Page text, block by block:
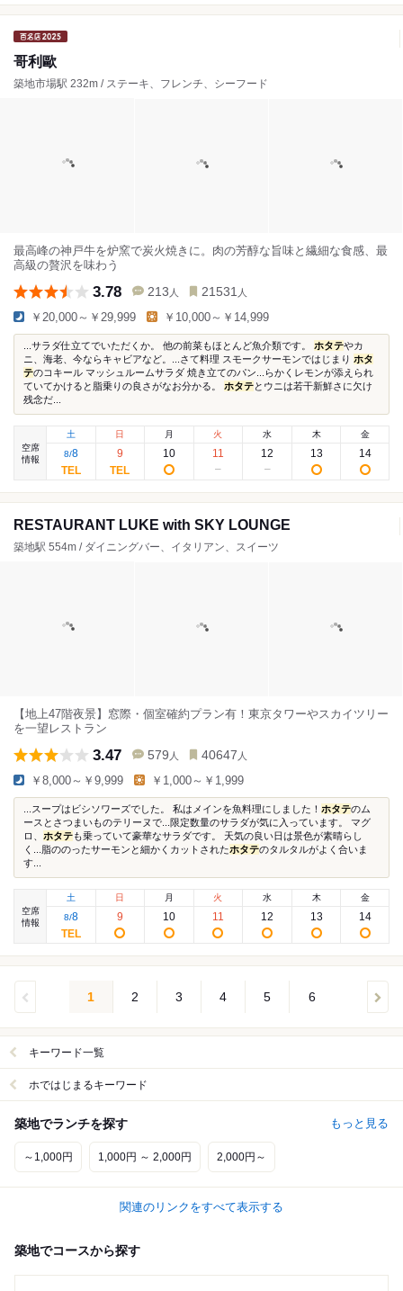
哥利歐
築地市場駅 232m / ステーキ、フレンチ、シーフード
最高峰の神戸牛を炉窯で炭火焼きに。肉の芳醇な旨味と繊細な食感、最
高級の贅沢を味わう
3.78 213 人 21531 人
￥20,000～￥29,999 ￥10,000～￥14,999
...サラダ仕立てでいただくか。 他の前菜もほとんど魚介類です。 ホタテやカ
ニ、海老、今ならキャビアなど。...さて料理 スモークサーモンではじまり ホタ
テのコキール マッシュルームサラダ 焼き立てのパン...らかくレモンが添えられ
ていてかけると脂乗りの良さがなお分かる。 ホタテとウニは若干新鮮さに欠け
残念だ...
空席
情報
土
8/8
日
9
月
10
火
11
水
12
木
13
金
14
RESTAURANT LUKE with SKY LOUNGE
築地駅 554m / ダイニングバー、イタリアン、スイーツ
【地上47階夜景】窓際・個室確約プラン有！東京タワーやスカイツリー
を一望レストラン
3.47 579 人 40647 人
￥8,000～￥9,999 ￥1,000～￥1,999
...スープはビシソワーズでした。 私はメインを魚料理にしました！ ホタテのム
ースとさつまいものテリーヌで...限定数量のサラダが気に入っています。 マグ
ロ、 ホタテも乗っていて豪華なサラダです。 天気の良い日は景色が素晴らし
く...脂ののったサーモンと細かくカットされたホタテのタルタルがよく合いま
す...
空席
情報
土
8/8
日
9
月
10
火
11
水
12
木
13
金
14
1 2 3 4 5 6
キーワード一覧
ホではじまるキーワード
築地でランチを探す もっと見る
～1,000円 1,000円 ～ 2,000円 2,000円～
関連のリンクをすべて表示する
築地でコースから探す